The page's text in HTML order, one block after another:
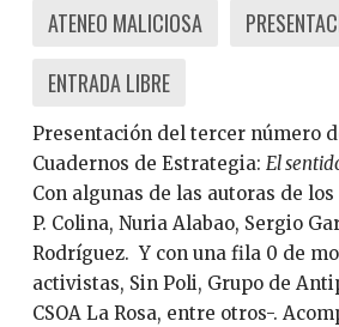
ATENEO MALICIOSA
ENTRADA LIBRE
Presentación del tercer número
Cuadernos de Estrategia: El
Con algunas de las autoras de
P. Colina, Nuria Alabao, Sergio
Rodríguez. Y con una fila 0 de
activistas, Sin Poli, Grupo de
CSOA La Rosa, entre otros-.